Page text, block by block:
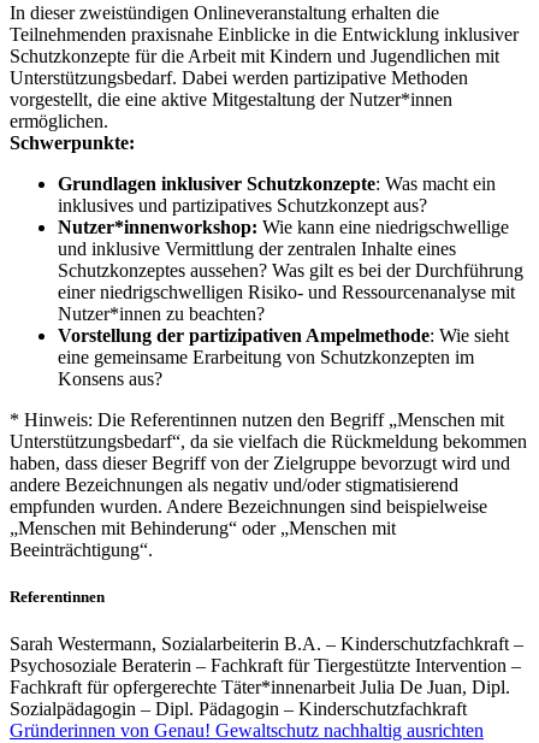
In dieser zweistündigen Onlineveranstaltung erhalten die
Teilnehmenden praxisnahe Einblicke in die Entwicklung inklusiver
Schutzkonzepte für die Arbeit mit Kindern und Jugendlichen mit
Unterstützungsbedarf. Dabei werden partizipative Methoden
vorgestellt, die eine aktive Mitgestaltung der Nutzer*innen
ermöglichen.
Schwerpunkte:
Grundlagen inklusiver Schutzkonzepte: Was macht ein
inklusives und partizipatives Schutzkonzept aus?
Nutzer*innenworkshop: Wie kann eine niedrigschwellige
und inklusive Vermittlung der zentralen Inhalte eines
Schutzkonzeptes aussehen? Was gilt es bei der Durchführung
einer niedrigschwelligen Risiko- und Ressourcenanalyse mit
Nutzer*innen zu beachten?
Vorstellung der partizipativen Ampelmethode: Wie sieht
eine gemeinsame Erarbeitung von Schutzkonzepten im
Konsens aus?
* Hinweis: Die Referentinnen nutzen den Begriff „Menschen mit
Unterstützungsbedarf“, da sie vielfach die Rückmeldung bekommen
haben, dass dieser Begriff von der Zielgruppe bevorzugt wird und
andere Bezeichnungen als negativ und/oder stigmatisierend
empfunden wurden. Andere Bezeichnungen sind beispielweise
„Menschen mit Behinderung“ oder „Menschen mit
Beeinträchtigung“.
Referentinnen
Sarah Westermann, Sozialarbeiterin B.A. – Kinderschutzfachkraft –
Psychosoziale Beraterin – Fachkraft für Tiergestützte Intervention –
Fachkraft für opfergerechte Täter*innenarbeit Julia De Juan, Dipl.
Sozialpädagogin – Dipl. Pädagogin – Kinderschutzfachkraft
Gründerinnen von Genau! Gewaltschutz nachhaltig ausrichten